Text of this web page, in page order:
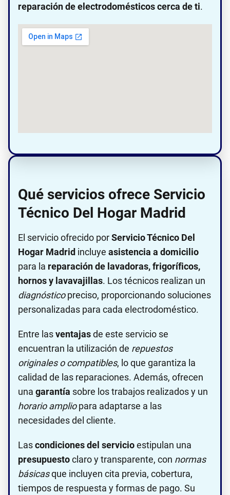
reparación de electrodomésticos cerca de ti.
Qué servicios ofrece Servicio
Técnico Del Hogar Madrid
El servicio ofrecido porServicio Técnico Del
Hogar Madrid incluye asistencia a domicilio
para la reparación de lavadoras, frigoríficos,
hornos y lavavajillas. Los técnicos realizan un
diagnósticopreciso, proporcionando soluciones
personalizadas para cada electrodoméstico.
Entre lasventajasde este servicio se
encuentran la utilización de repuestos
originales o compatibles, lo que garantiza la
calidad de las reparaciones. Además, ofrecen
una garantía sobre los trabajos realizados y un
horario ampliopara adaptarse a las
necesidades del cliente.
Lascondiciones del servicioestipulan una
presupuestoclaro y transparente, con normas
básicasque incluyen cita previa, cobertura,
tiempos de respuesta y formas de pago. Su